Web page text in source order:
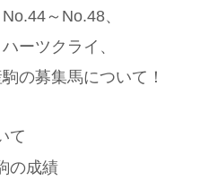
～No.48、
ーツクライ、
の募集馬について！
て
の成績